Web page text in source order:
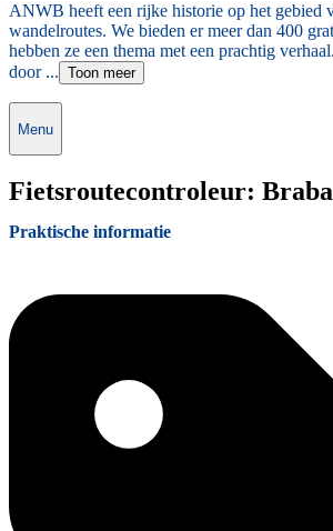
ANWB heeft een rijke historie op het gebied
wandelroutes. We bieden er meer dan 400
hebben ze een thema met een prachtig
door ... Toon meer
Menu
Fietsroutecontroleur:
Praktische informatie